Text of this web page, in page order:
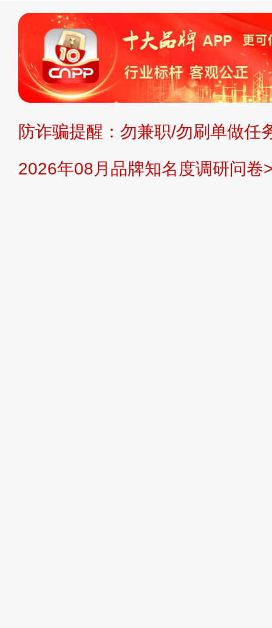
标、LOGO 等）知识产权归本站所
复制、转载、商用。本站不生产产
不代理、不招商、不提供中介服务。
持投资购买的观点或意见，页面信息
提交说明： 快速提交发布>> 提交品
防诈骗提醒：勿兼职/勿刷单做任
2026年08月品牌知名度调研问卷